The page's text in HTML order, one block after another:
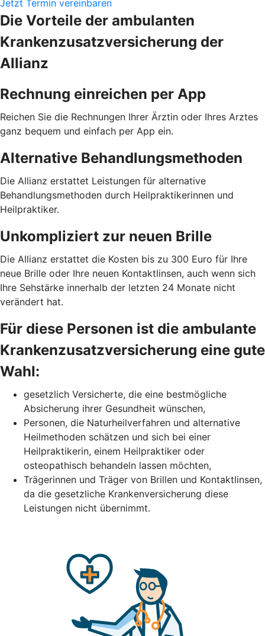
Jetzt Termin vereinbaren
Die Vorteile der ambulanten
Krankenzusatzversicherung der
Allianz
Rechnung einreichen per App
Reichen Sie die Rechnungen Ihrer Ärztin oder Ihres Arztes
ganz bequem und einfach per App ein.
Alternative Behandlungsmethoden
Die Allianz erstattet Leistungen für alternative
Behandlungsmethoden durch Heilpraktikerinnen und
Heilpraktiker.
Unkompliziert zur neuen Brille
Die Allianz erstattet die Kosten bis zu 300 Euro für Ihre
neue Brille oder Ihre neuen Kontaktlinsen, auch wenn sich
Ihre Sehstärke innerhalb der letzten 24 Monate nicht
verändert hat.
Für diese Personen ist die ambulante
Krankenzusatzversicherung eine gute
Wahl:
gesetzlich Versicherte, die eine bestmögliche
Absicherung ihrer Gesundheit wünschen,
Personen, die Naturheilverfahren und alternative
Heilmethoden schätzen und sich bei einer
Heilpraktikerin, einem Heilpraktiker oder
osteopathisch behandeln lassen möchten,
Trägerinnen und Träger von Brillen und Kontaktlinsen,
da die gesetzliche Krankenversicherung diese
Leistungen nicht übernimmt.